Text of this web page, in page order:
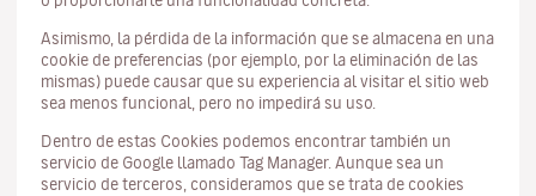
Asimismo, la pérdida de la información que se almacena en una
cookie de preferencias (por ejemplo, por la eliminación de las
mismas) puede causar que su experiencia al visitar el sitio web
sea menos funcional, pero no impedirá su uso.
Dentro de estas Cookies podemos encontrar también un
servicio de Google llamado Tag Manager. Aunque sea un
servicio de terceros, consideramos que se trata de cookies